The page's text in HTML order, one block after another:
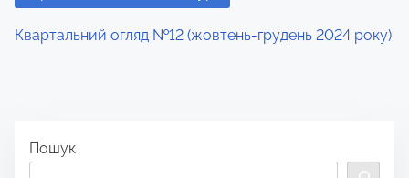
Квартальний огляд №12 (жовтень-грудень 2024 року)
Пошук